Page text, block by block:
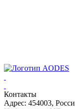
Контакты
Адрес: 454003,